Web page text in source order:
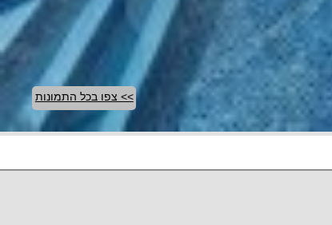
>> צפו בכל התמונות